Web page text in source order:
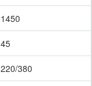
1450
45
220/380